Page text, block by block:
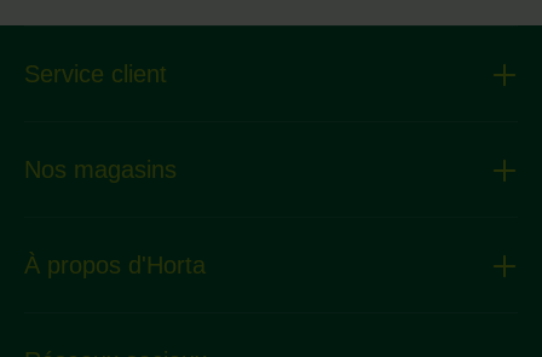
Service client
Nos magasins
À propos d'Horta